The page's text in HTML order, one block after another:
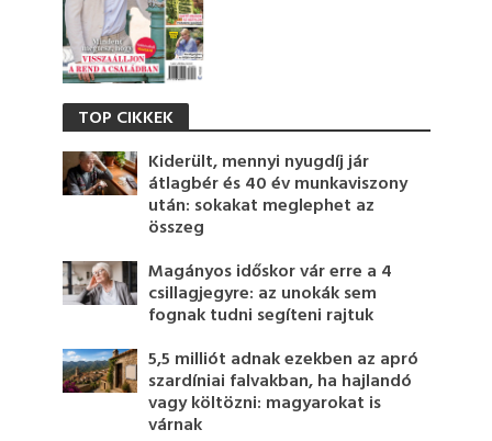
TOP CIKKEK
Kiderült, mennyi nyugdíj jár
átlagbér és 40 év munkaviszony
után: sokakat meglephet az
összeg
Magányos időskor vár erre a 4
csillagjegyre: az unokák sem
fognak tudni segíteni rajtuk
5,5 milliót adnak ezekben az apró
szardíniai falvakban, ha hajlandó
vagy költözni: magyarokat is
várnak